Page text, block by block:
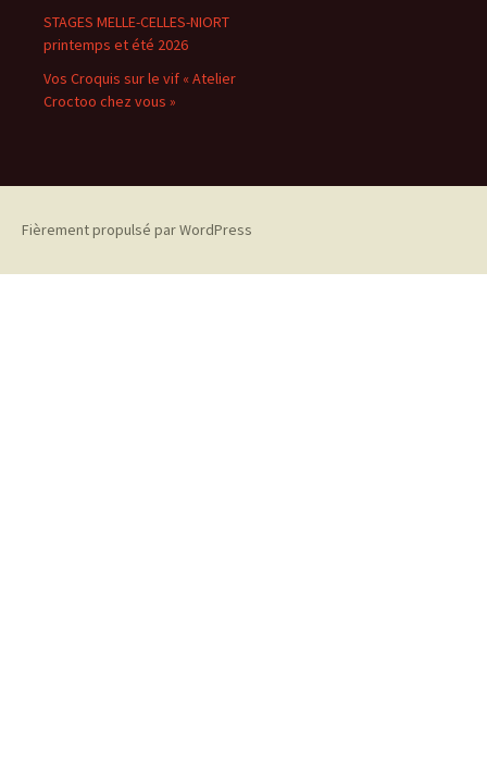
STAGES MELLE-CELLES-NIORT
printemps et été 2026
Vos Croquis sur le vif « Atelier
Croctoo chez vous »
Fièrement propulsé par WordPress